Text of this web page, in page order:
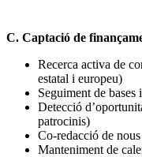
C. Captació de
Recerca activa de
estatal i europeu)
Seguiment de
Detecció
patrocinis)
Co-redacció de
Manteniment de